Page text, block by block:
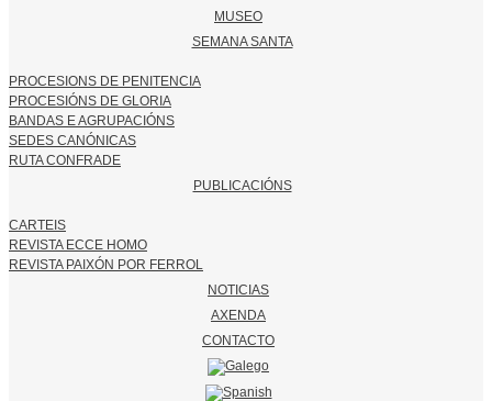
MUSEO
SEMANA SANTA
PROCESIONS DE PENITENCIA
PROCESIÓNS DE GLORIA
BANDAS E AGRUPACIÓNS
SEDES CANÓNICAS
RUTA CONFRADE
PUBLICACIÓNS
CARTEIS
REVISTA ECCE HOMO
REVISTA PAIXÓN POR FERROL
NOTICIAS
AXENDA
CONTACTO